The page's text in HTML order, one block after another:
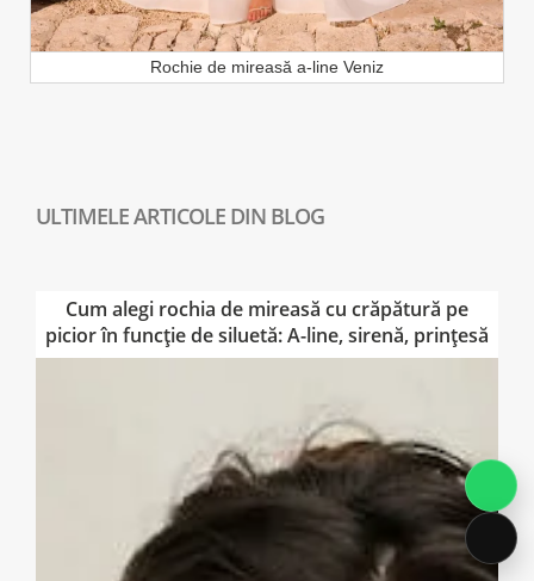
Rochie de mireasă a-line Veniz
Cum alegi rochia de mireasă cu crăpătură pe
picior în funcție de siluetă: A-line, sirenă, prințesă